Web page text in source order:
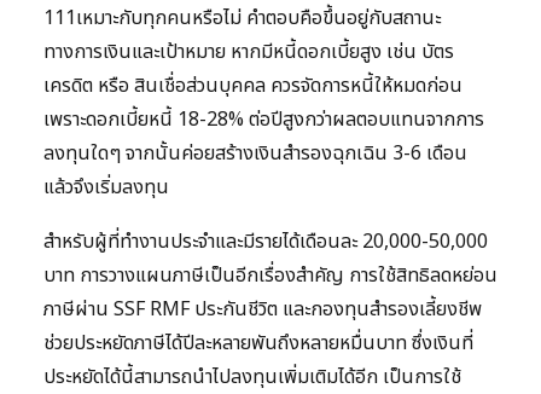
111เหมาะกับทุกคนหรือไม่ คำตอบคือขึ้นอยู่กับสถานะ
ทางการเงินและเป้าหมาย หากมีหนี้ดอกเบี้ยสูง เช่น บัตร
เครดิต หรือ สินเชื่อส่วนบุคคล ควรจัดการหนี้ให้หมดก่อน
เพราะดอกเบี้ยหนี้ 18-28% ต่อปีสูงกว่าผลตอบแทนจากการ
ลงทุนใดๆ จากนั้นค่อยสร้างเงินสำรองฉุกเฉิน 3-6 เดือน
แล้วจึงเริ่มลงทุน
สำหรับผู้ที่ทำงานประจำและมีรายได้เดือนละ 20,000-50,000
บาท การวางแผนภาษีเป็นอีกเรื่องสำคัญ การใช้สิทธิลดหย่อน
ภาษีผ่าน SSF RMF ประกันชีวิต และกองทุนสำรองเลี้ยงชีพ
ช่วยประหยัดภาษีได้ปีละหลายพันถึงหลายหมื่นบาท ซึ่งเงินที่
ประหยัดได้นี้สามารถนำไปลงทุนเพิ่มเติมได้อีก เป็นการใช้